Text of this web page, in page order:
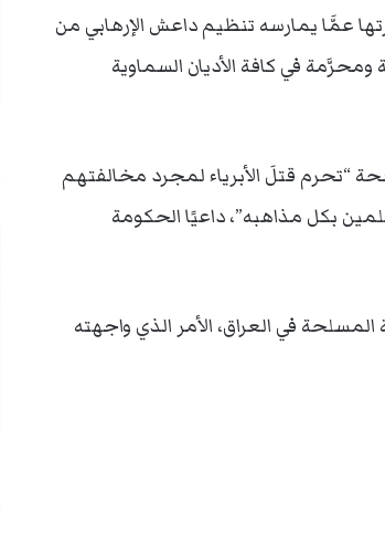
عمَّا يمارسه تنظيم داعش الإرهابي من
في كافة الأديان السماوية
“تحرم قتلَ الأبرياء لمجرد مخالفتهم
بكل مذاهبه”، داعيًا الحكومة
في العراق، الأمر الذي واجهته